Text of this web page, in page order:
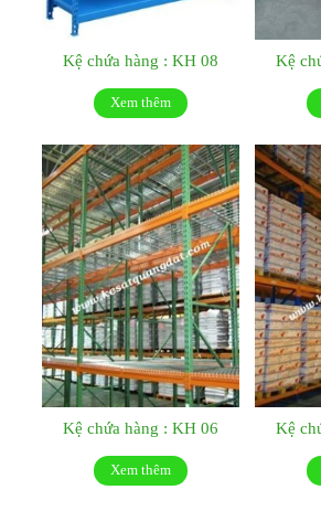
Kệ chứa hàng : KH 08
Xem thêm
Kệ
Kệ chứa hàng : KH 06
Xem thêm
Kệ